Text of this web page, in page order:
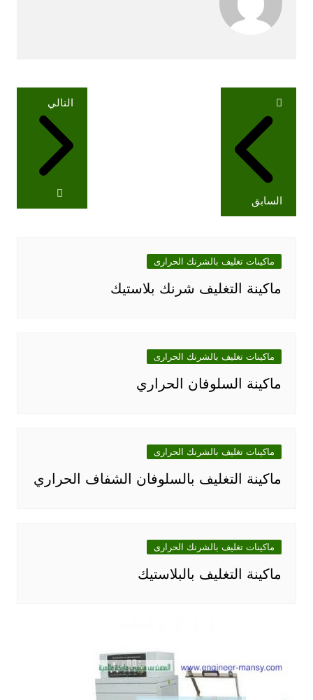
تصفّح
المقالات
السابق
التالي
ماكينات تغليف بالشرنك الحرارى
ماكينة التغليف شرنك بلاستيك
ماكينات تغليف بالشرنك الحرارى
ماكينة السلوفان الحراري
ماكينات تغليف بالشرنك الحرارى
ماكينة التغليف بالسلوفان الشفاف الحراري
ماكينات تغليف بالشرنك الحرارى
ماكينة التغليف بالبلاستيك